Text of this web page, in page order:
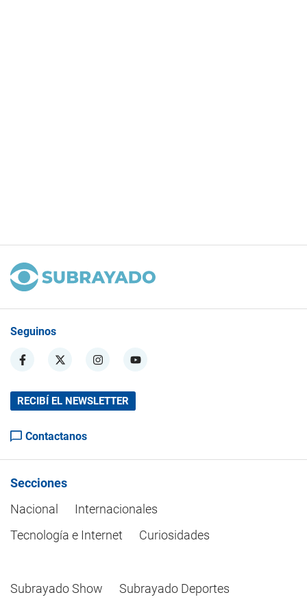
Seguinos
RECIBÍ EL NEWSLETTER
Contactanos
Secciones
Nacional
Internacionales
Tecnología e Internet
Curiosidades
Subrayado Show Subrayado Deportes